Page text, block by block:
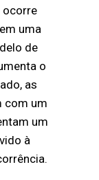
ocorre
uma
de
o
as
com um
um
à